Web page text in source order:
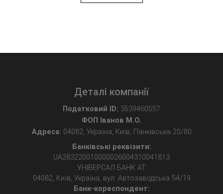
Деталі компанії
Податковий ID: 3539460557
ФОП Іванов М.О.
Адреса: 04082, Україна, Київ, Панківська 20/80
Банківські реквізити:
UA283220010000026004310041813
УНІВЕРСАЛ БАНК АТ
04082, Київ, Україна, вул. Автозаводська 54/19
Банк-кореспондент: